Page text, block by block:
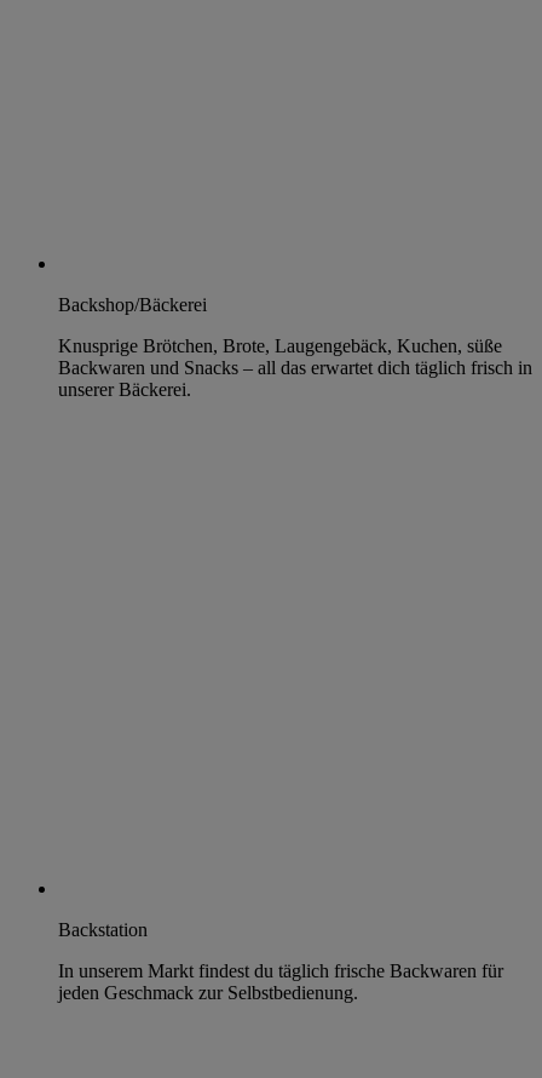
Backshop/Bäckerei
Knusprige Brötchen, Brote, Laugengebäck, Kuchen, süße
Backwaren und Snacks – all das erwartet dich täglich frisch in
unserer Bäckerei.
Backstation
In unserem Markt findest du täglich frische Backwaren für
jeden Geschmack zur Selbstbedienung.